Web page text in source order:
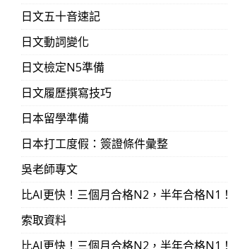
日文五十音速記
日文動詞變化
日文檢定N5準備
日文履歷撰寫技巧
日本留學準備
日本打工度假：簽證條件彙整
吳老師專文
比AI更快！三個月合格N2，半年合格N1！
索取資料
比AI更快！三個月合格N2，半年合格N1！